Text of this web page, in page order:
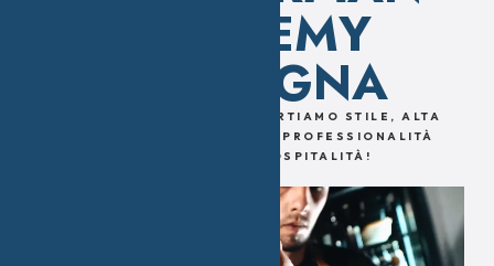
ACADEMY
SARDEGNA
PORTIAMO STILE ,ALTA
PROFESSIONALITÀ
NEL MONDO DELL'OSPITALITÀ!